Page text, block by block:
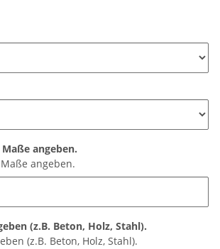
angeben.
angeben.
(z.B. Beton, Holz, Stahl).
(z.B. Beton, Holz, Stahl).